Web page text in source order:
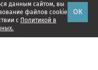
данным сайтом, вы
файлов cookie
с Политикой в
ОК